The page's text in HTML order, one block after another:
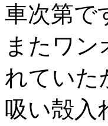
車次第で
またワ
れていた
吸い殻入